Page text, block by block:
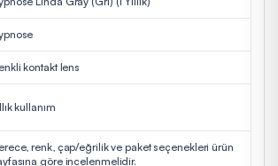
kontakt lens
kullanım
renk, çap/eğrilik ve paket seçenekleri ürün
göre incelenmelidir.